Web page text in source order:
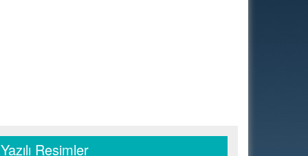
Yazılı Resimler